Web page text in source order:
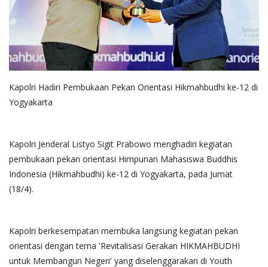
Kapolri Hadiri Pembukaan Pekan Orientasi Hikmahbudhi ke-12 di
Yogyakarta
Kapolri Jenderal Listyo Sigit Prabowo menghadiri kegiatan
pembukaan pekan orientasi Himpunan Mahasiswa Buddhis
Indonesia (Hikmahbudhi) ke-12 di Yogyakarta, pada Jumat
(18/4).
Kapolri berkesempatan membuka langsung kegiatan pekan
orientasi dengan tema 'Revitalisasi Gerakan HIKMAHBUDHI
untuk Membangun Negeri' yang diselenggarakan di Youth